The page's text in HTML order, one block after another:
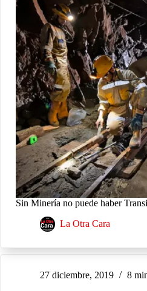
Sin Minería no puede haber
La Otra Cara
27 diciembre, 2019 8